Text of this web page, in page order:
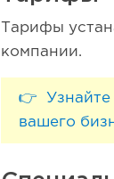
Тарифы
компании.
👉 Узнайте
вашего